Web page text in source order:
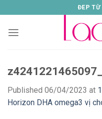
to
content
ĐEP TỪ
Published 06/04/2023 at
Horizon DHA omega3 vị